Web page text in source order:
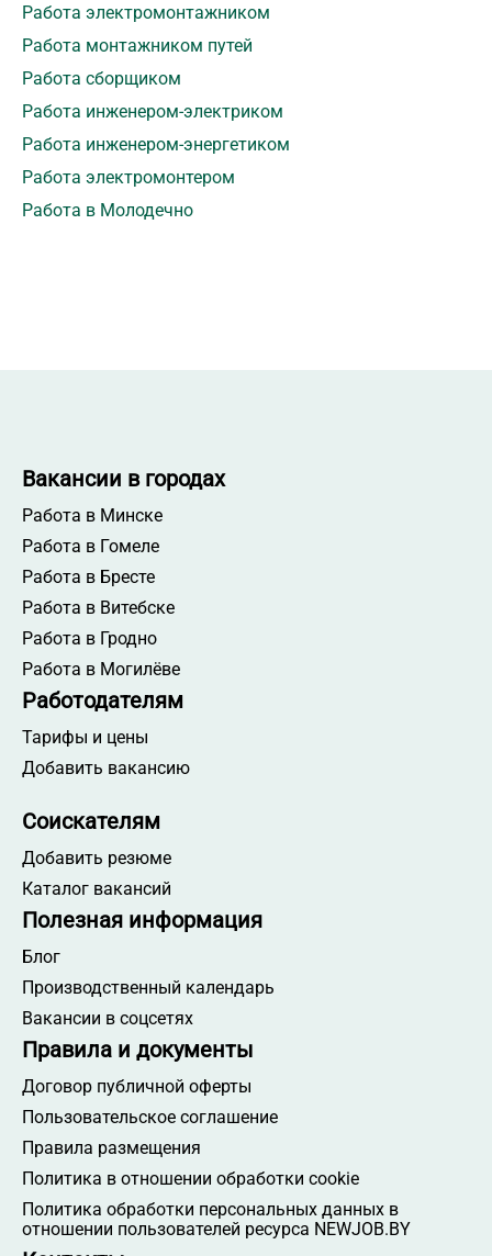
Работа электромонтажником
Работа монтажником путей
Работа сборщиком
Работа инженером-электриком
Работа инженером-энергетиком
Работа электромонтером
Работа в Молодечно
Вакансии в городах
Работа в Минске
Работа в Гомеле
Работа в Бресте
Работа в Витебске
Работа в Гродно
Работа в Могилёве
Работодателям
Тарифы и цены
Добавить вакансию
Соискателям
Добавить резюме
Каталог вакансий
Полезная информация
Блог
Производственный календарь
Вакансии в соцсетях
Правила и документы
Договор публичной оферты
Пользовательское соглашение
Правила размещения
Политика в отношении обработки cookie
Политика обработки персональных данных в
отношении пользователей ресурса NEWJOB.BY